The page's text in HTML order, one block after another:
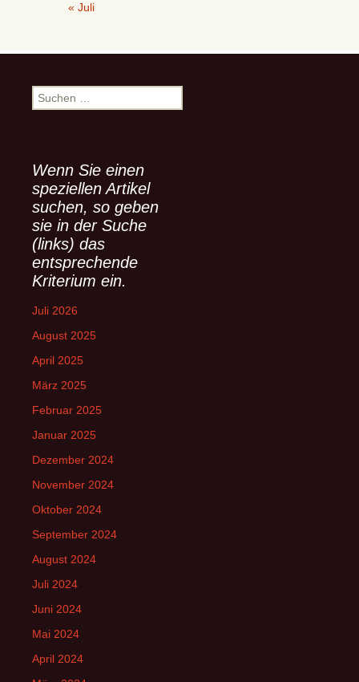
« Juli
S
u
e
n
n
a
c
h
:
Wenn Sie einen
speziellen Artikel
suchen, so geben
sie in der Suche
(links) das
entsprechende
Kriterium ein.
Juli 2026
August 2025
April 2025
März 2025
Februar 2025
Januar 2025
Dezember 2024
November 2024
Oktober 2024
September 2024
August 2024
Juli 2024
Juni 2024
Mai 2024
April 2024